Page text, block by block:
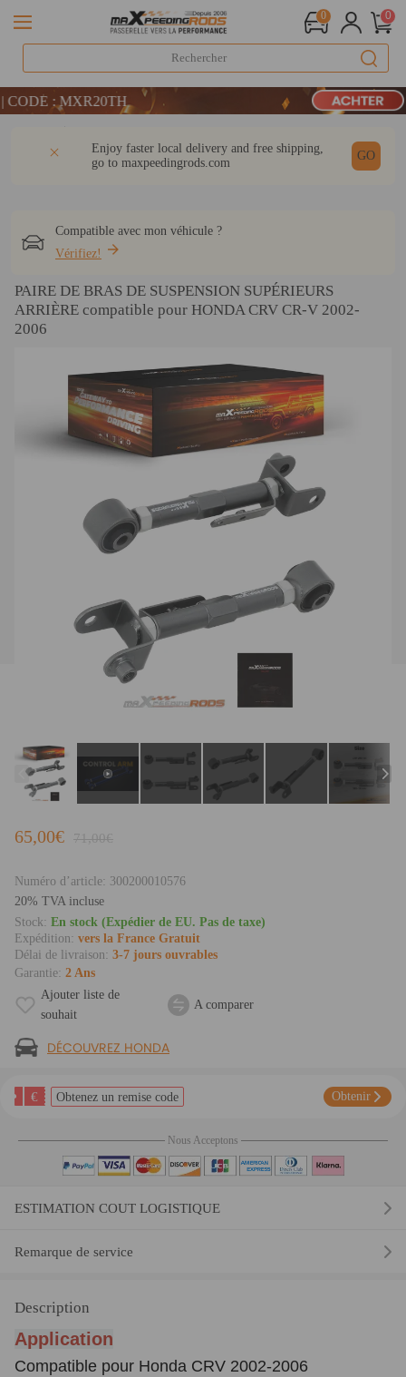
0 0
LIVRAISON GRATUITE À DOMICILE - FR
: MXR20TH
LIVRAISON GRATUITE À DOMICILE - FR
Enjoy faster local delivery and free shipping,
go to maxpeedingrods.com
GO
Compatible avec mon véhicule ?
Vérifiez!
PAIRE DE BRAS DE SUSPENSION SUPÉRIEURS
ARRIÈRE compatible pour HONDA CRV CR-V 2002-
2006
65,00€ 71,00€
Numéro d’article: 300200010576
20% TVA incluse
Stock: En stock (Expédier de EU. Pas de taxe)
Expédition: vers la France Gratuit
Délai de livraison: 3-7 jours ouvrables
Garantie: 2 Ans
Ajouter liste de
souhait
A comparer
DÉCOUVREZ HONDA
€ Obtenez un remise code Obtenir
Nous Acceptons
ESTIMATION COUT LOGISTIQUE
Remarque de service
Description
Application
Compatible pour Honda CRV 2002-2006